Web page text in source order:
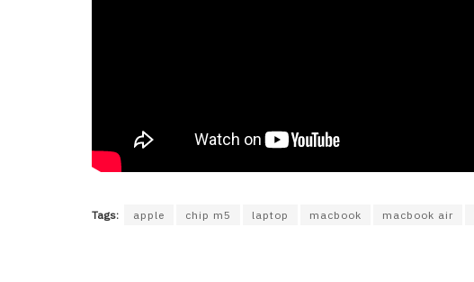
Tags: apple chip m5 laptop macbook macbook air